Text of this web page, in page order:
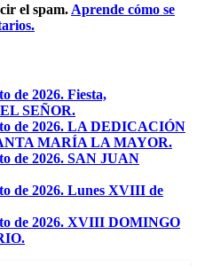
el spam. Aprende cómo se
de 2026. Fiesta,
SEÑOR.
de 2026. LA DEDICACIÓN
MARÍA LA MAYOR.
de 2026. SAN JUAN
de 2026. Lunes XVIII de
de 2026. XVIII DOMINGO